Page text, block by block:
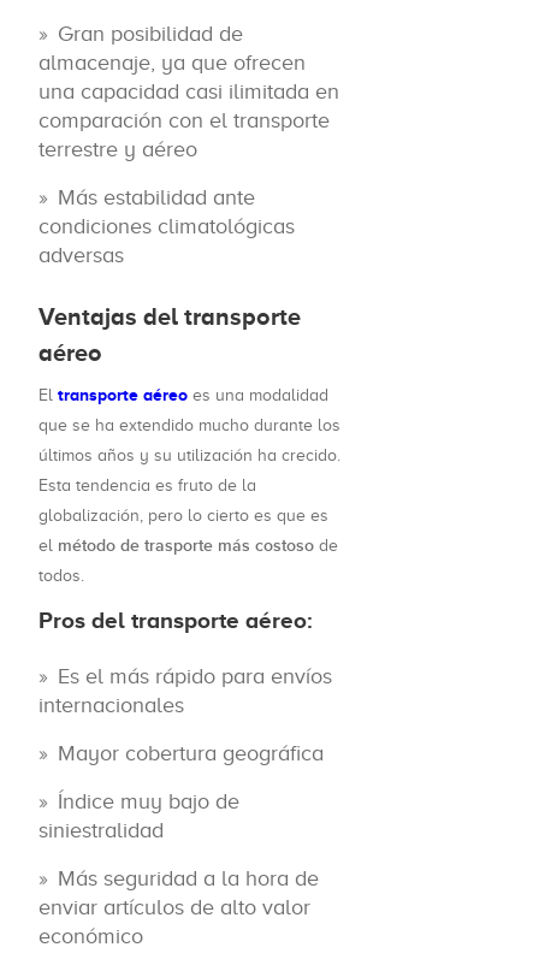
Gran posibilidad de
almacenaje, ya que ofrecen
una capacidad casi ilimitada en
comparación con el transporte
terrestre y aéreo
Más estabilidad ante
condiciones climatológicas
adversas
Ventajas del transporte
aéreo
El transporte aéreo es una modalidad
que se ha extendido mucho durante los
últimos años y su utilización ha crecido.
Esta tendencia es fruto de la
globalización, pero lo cierto es que es
el método de trasporte más costoso de
todos.
Pros del transporte aéreo:
Es el más rápido para envíos
internacionales
Mayor cobertura geográfica
Índice muy bajo de
siniestralidad
Más seguridad a la hora de
enviar artículos de alto valor
económico